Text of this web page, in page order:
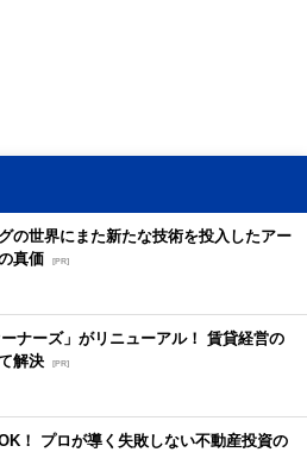
の世界にまた新たな技術を投入したアー
真価 [PR]
ーナーズ」がリニューアル！ 賃貸経営の
解決 [PR]
！ プロが導く失敗しない不動産投資の